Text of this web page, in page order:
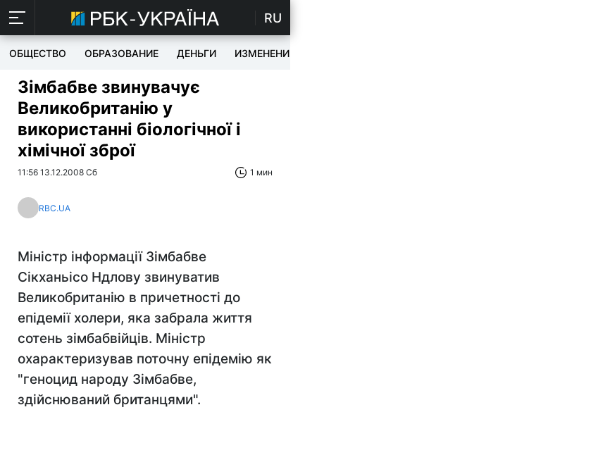
RU
ОБЩЕСТВО ОБРАЗОВАНИЕ ДЕНЬГИ ИЗМЕНЕНИЯ
Зімбабве звинувачує
Великобританію у
використанні біологічної і
хімічної зброї
11:56 13.12.2008 Сб 1 мин
RBC.UA
Міністр інформації Зімбабве
Сікханьісо Ндлову звинуватив
Великобританію в причетності до
епідемії холери, яка забрала життя
сотень зімбабвійців. Міністр
охарактеризував поточну епідемію як
"геноцид народу Зімбабве,
здійснюваний британцями".